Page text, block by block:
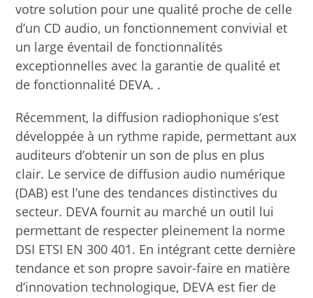
votre solution pour une qualité proche de celle
d’un CD audio, un fonctionnement convivial et
un large éventail de fonctionnalités
exceptionnelles avec la garantie de qualité et
de fonctionnalité DEVA. .
Récemment, la diffusion radiophonique s’est
développée à un rythme rapide, permettant aux
auditeurs d’obtenir un son de plus en plus
clair. Le service de diffusion audio numérique
(DAB) est l’une des tendances distinctives du
secteur. DEVA fournit au marché un outil lui
permettant de respecter pleinement la norme
DSI ETSI EN 300 401. En intégrant cette dernière
tendance et son propre savoir-faire en matière
d’innovation technologique, DEVA est fier de